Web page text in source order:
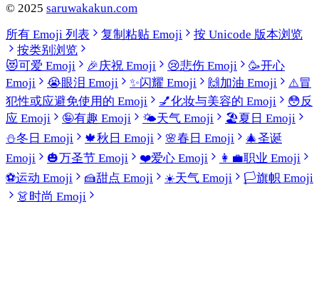
© 2025 saruwakakun.com
所有 Emoji 列表
复制粘贴 Emoji
按 Unicode 版本浏览
按类别浏览
😻可爱 Emoji 🎉庆祝 Emoji 😢悲伤 Emoji 🥳开心
Emoji
😭眼泪 Emoji ✨闪耀 Emoji 🙌 加油 Emoji ⚠️冒
犯性或应避免使用的 Emoji
💅化妆与美容的 Emoji 😳反
应 Emoji
🤪有趣 Emoji 🌤️天气 Emoji 🏖️夏日 Emoji
⛄冬日 Emoji 🍁秋日 Emoji 🌸春日 Emoji 🎄圣诞
Emoji
🎃万圣节 Emoji ❤️爱心 Emoji 👩‍💼职业 Emoji
⚽运动 Emoji 🍰甜点 Emoji ☀️天气 Emoji 🏳️旗帜 Emoji
👗时尚 Emoji